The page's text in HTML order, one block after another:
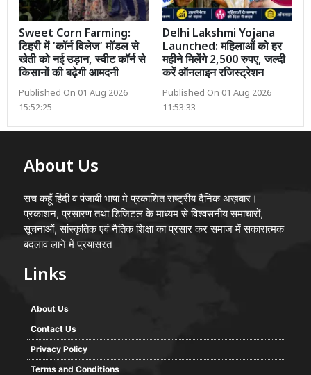
Sweet Corn Farming:
टिहरी में ‘कॉर्न विलेज’ मॉडल से
खेती को नई उड़ान, स्वीट कॉर्न से
किसानों की बढ़ेगी आमदनी
Published On 01 Aug 2026
15:52:25
Delhi Lakshmi Yojana
Launched: महिलाओं को हर
महीने मिलेंगे 2,500 रुपए, जल्दी
करें ऑनलाइन रजिस्ट्रेशन
Published On 01 Aug 2026
11:53:33
About Us
सच कहूँ हिंदी व पंजाबी भाषा मे प्रकाशित राष्ट्रीय दैनिक अख़बार।
प्रकाशन, प्रसारण तथा डिजिटल के माध्यम से विश्वसनीय समाचारों,
सूचनाओं, सांस्कृतिक एवं नैतिक शिक्षा का प्रसार कर समाज में सकारात्मक
बदलाव लाने में प्रयासरत
Links
About Us
Contact Us
Privacy Policy
Terms and Conditions